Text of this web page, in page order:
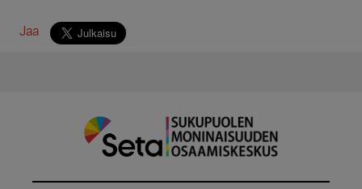
Jaa